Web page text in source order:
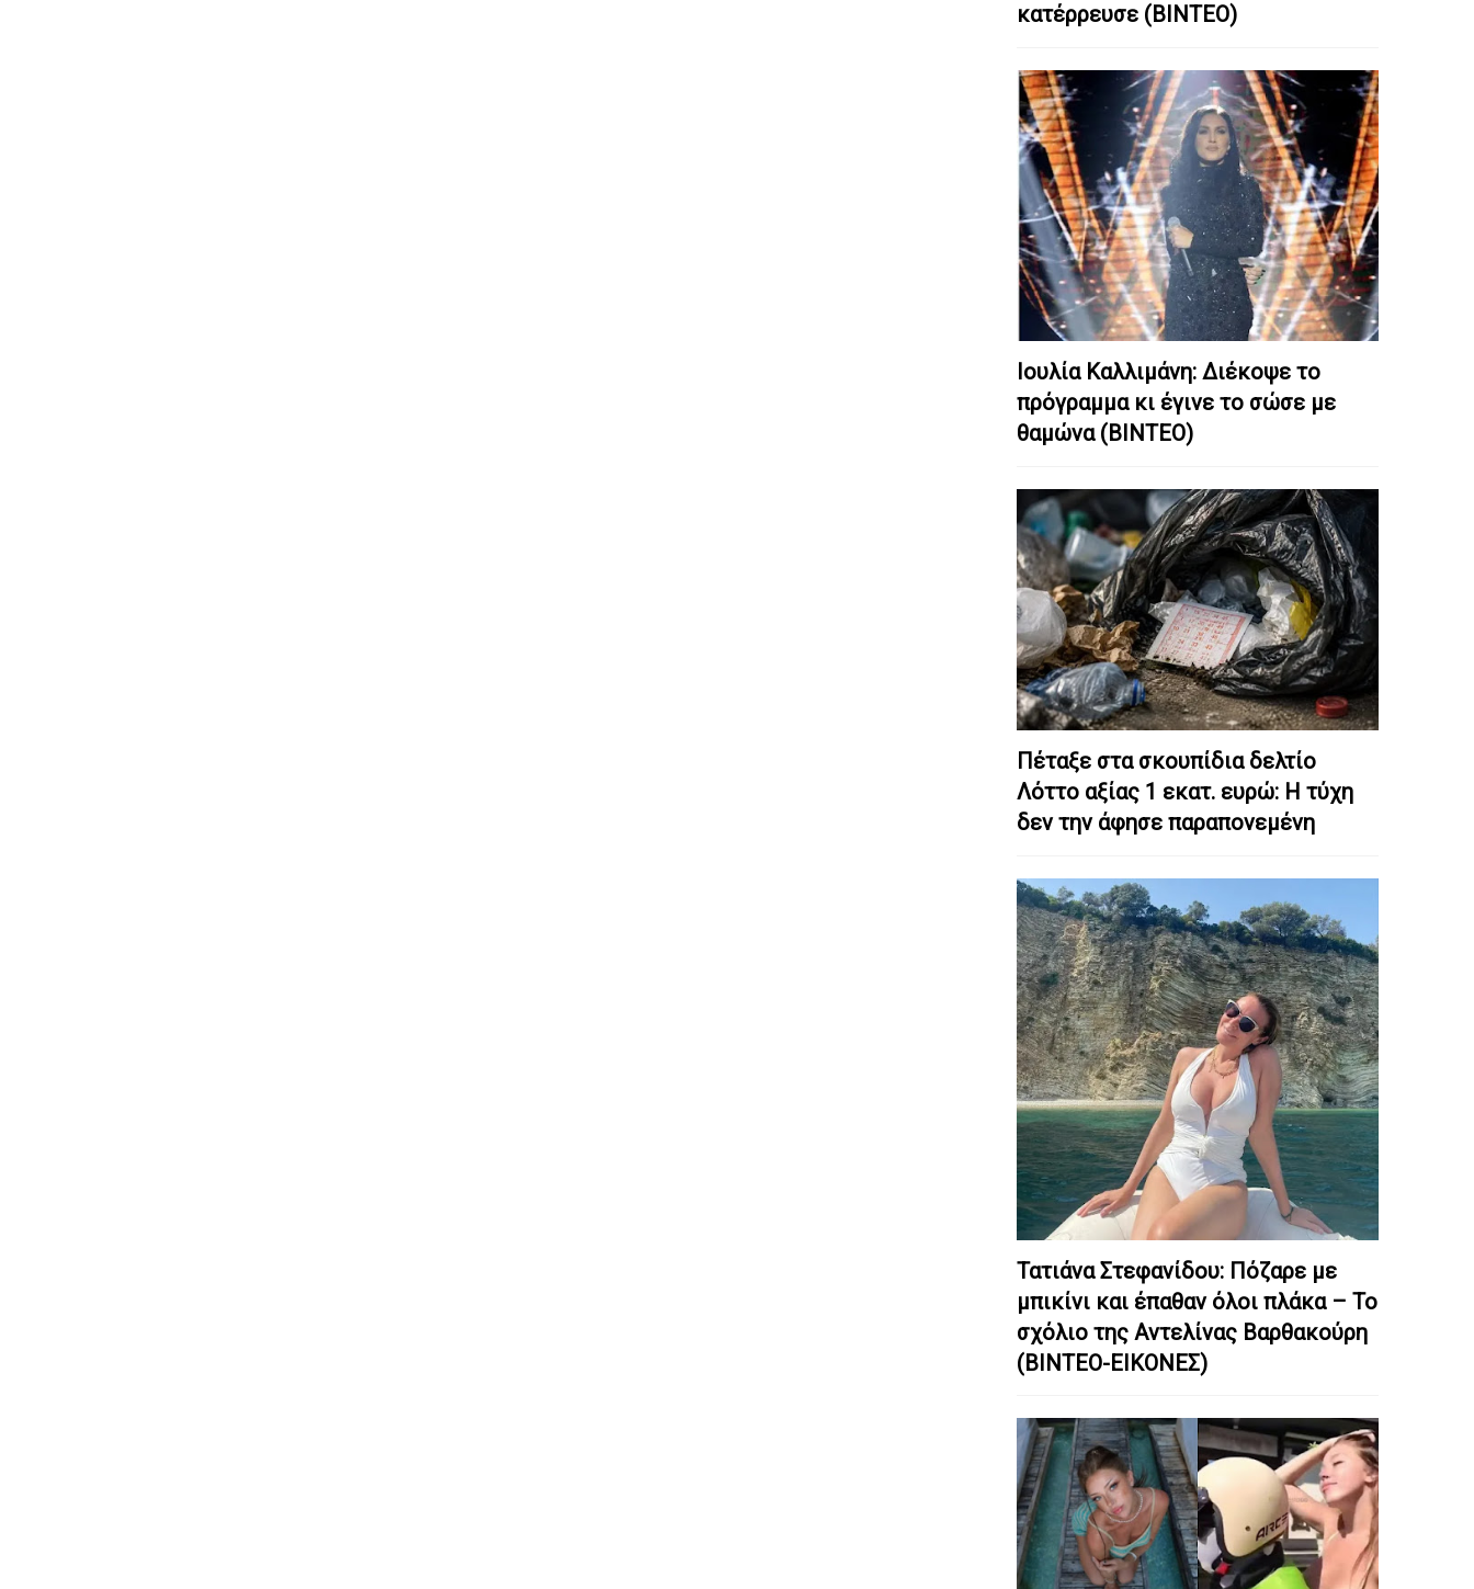
κατέρρευσε (ΒΙΝΤΕΟ)
Ιουλία Καλλιμάνη: Διέκοψε το
πρόγραμμα κι έγινε το σώσε με
θαμώνα (ΒΙΝΤΕΟ)
Πέταξε στα σκουπίδια δελτίο
Λόττο αξίας 1 εκατ. ευρώ: Η τύχη
δεν την άφησε παραπονεμένη
Τατιάνα Στεφανίδου: Πόζαρε με
μπικίνι και έπαθαν όλοι πλάκα – Το
σχόλιο της Αντελίνας Βαρθακούρη
(ΒΙΝΤΕΟ-ΕΙΚΟΝΕΣ)